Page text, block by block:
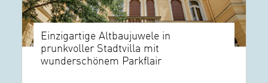
Einzigartige Altbaujuwele in
prunkvoller Stadtvilla mit
wunderschönem Parkflair